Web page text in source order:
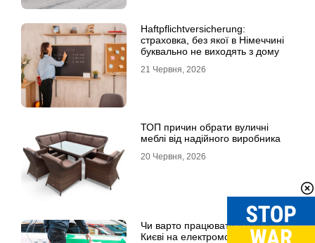
Haftpflichtversicherung:
страховка, без якої в Німеччині
буквально не виходять з дому
21 Червня, 2026
ТОП причин обрати вуличні
меблі від надійного виробника
20 Червня, 2026
Чи варто працювати в Bolt у
Києві на електромобілі